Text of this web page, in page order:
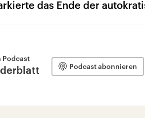
das Ende der
Podcast
Podcast abonnieren